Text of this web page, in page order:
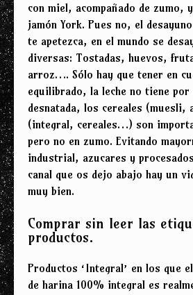
con miel, acompañado de zumo,
jamón York. Pues no, el
te apetezca, en el mundo se
diversas: Tostadas, huevos,
arroz…. Sólo hay que tener en
equilibrado, la leche no tiene por
desnatada, los cereales (muesli,
(integral, cereales…) son
pero no en zumo. Evitando
industrial, azucares y
canal que os dejo abajo hay un
muy bien.
Comprar sin leer las
productos.
Productos ‘Integral’ en los que
de harina 100% integral es